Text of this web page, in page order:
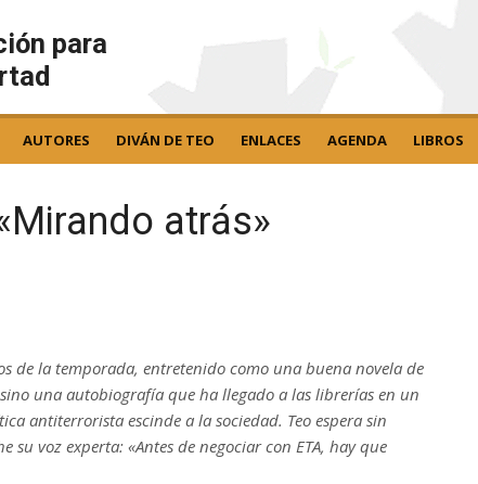
para
AUTORES DIVÁN DE TEO ENLACES AGENDA LIBROS
atrás»
de la temporada, entretenido como una buena novela de
una autobiografía que ha llegado a las librerías en un
antiterrorista escinde a la sociedad. Teo espera sin
su voz experta: «Antes de negociar con ETA, hay que